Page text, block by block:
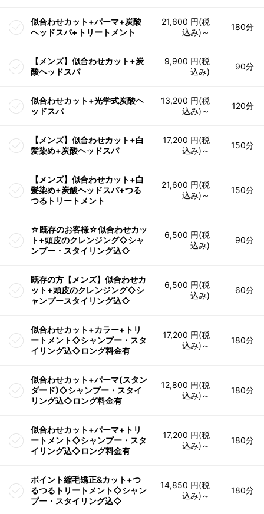
似合わせカット+パーマ+炭酸
ヘッドスパ+トリートメント
21,600 円(税
込み)～
180分
【メンズ】似合わせカット+炭
酸ヘッドスパ
9,900 円(税
込み)
90分
似合わせカット+光学式炭酸ヘ
ッドスパ
13,200 円(税
込み)～
120分
【メンズ】似合わせカット+白
髪染め+炭酸ヘッドスパ
17,200 円(税
込み)～
150分
【メンズ】似合わせカット+白
髪染め+炭酸ヘッドスパ+つる
つるトリートメント
21,600 円(税
込み)～
150分
☆既存のお客様☆似合わせカッ
ト+頭皮のクレンジング◇シャ
ンプー・スタイリング込◇
6,500 円(税
込み)
90分
既存の方【メンズ】似合わせカ
ット+頭皮のクレンジング◇シ
ャンプースタイリング込◇
6,500 円(税
込み)
60分
似合わせカット+カラー+トリ
ートメント◇シャンプー・スタ
イリング込◇ロング料金有
17,200 円(税
込み)～
180分
似合わせカット+パーマ(スタン
ダード)◇シャンプー・スタイ
リング込◇ロング料金有
12,800 円(税
込み)～
180分
似合わせカット+パーマ+トリ
ートメント◇シャンプー・スタ
イリング込◇ロング料金有
17,200 円(税
込み)～
180分
ポイント縮毛矯正&カット+つ
るつるトリートメント◇シャン
プー・スタイリング込◇
14,850 円(税
込み)～
180分